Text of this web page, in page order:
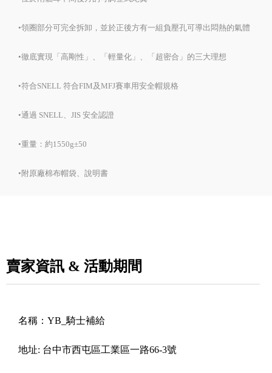
•領圈部分可完全拆卸，並於正後方有一組負壓孔可導出悶熱的氣體
•徹底實現「高剛性」、「輕量化」、「超密合」的三大理想
•符合SNELL 符合FIM及MFJ賽車用安全帽規格
•通過 SNELL、JIS 安全認證
•重量：約1550g±50
•附原廠棉布帽袋、說明書
賣家資訊 & 活動期間
名稱： YB_騎士補給
地址: 台中市西屯區工業區一路66-3號